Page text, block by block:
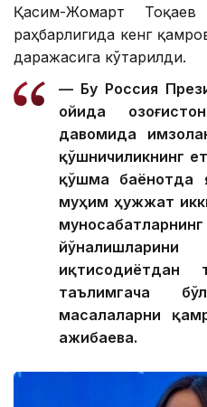
Қасим-Жомарт
раҳбарлигида кенг
даражасига кўтарилди.
— Бу Россия
ойида
давомида
қўшничиликнинг
қўшма баёнотда
муҳим ҳужжат
иқтисодиётдан
таълимгача
масалаларни
Қажибаева.